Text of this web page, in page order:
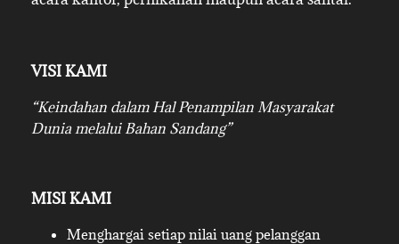
VISI KAMI
“Keindahan dalam Hal Penampilan Masyarakat
Dunia melalui Bahan Sandang”
MISI KAMI
Menghargai setiap nilai uang pelanggan